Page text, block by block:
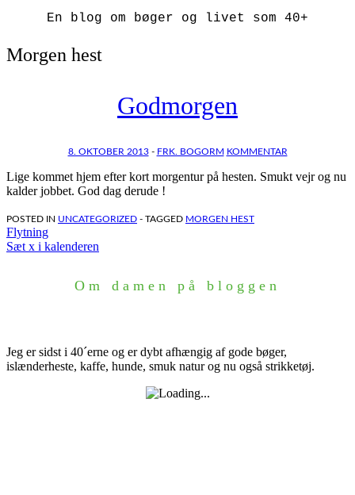
En blog om bøger og livet som 40+
Morgen hest
Godmorgen
8. OKTOBER 2013- FRK. BOGORM KOMMENTAR
Lige kommet hjem efter kort morgentur på hesten. Smukt vejr og nu
kalder jobbet. God dag derude !
POSTED IN UNCATEGORIZED - TAGGED MORGEN HEST
Indlægsnavigation
Flytning
Sæt x i kalenderen
Om damen på bloggen
Jeg er sidst i 40´erne og er dybt afhængig af gode bøger,
islænderheste, kaffe, hunde, smuk natur og nu også strikketøj.